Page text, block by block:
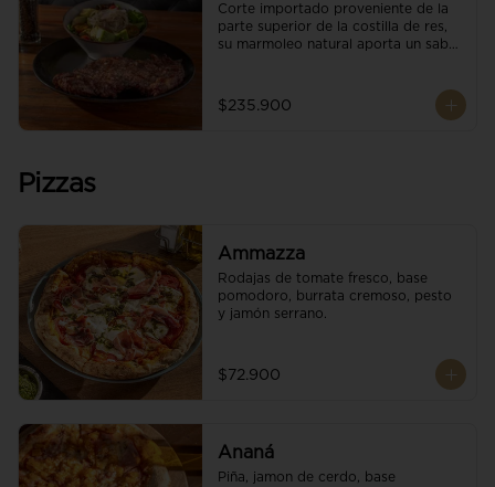
Corte importado proveniente de la
parte superior de la costilla de res,
su marmoleo natural aporta un sabor
con cristales de sal y mantequilla de
ajo y pimientos. Acompañado de una
$235.900
Pizzas
Ammazza
Rodajas de tomate fresco, base
pomodoro, burrata cremoso, pesto
y jamón serrano.
$72.900
Ananá
Piña, jamon de cerdo, base